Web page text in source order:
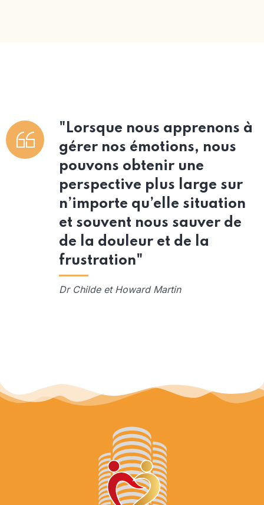
"Lorsque nous apprenons à
gérer nos émotions, nous
pouvons obtenir une
perspective plus large sur
n’importe qu’elle situation
et souvent nous sauver de
de la douleur et de la
frustration"
Dr Childe et Howard Martin